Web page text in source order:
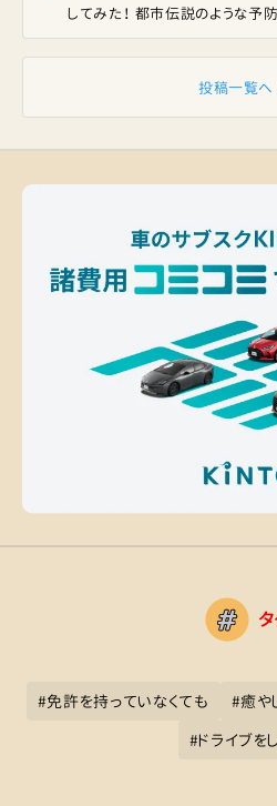
してみた！ 都市伝説のような予
投稿一覧へ
#免許を持っていなくても #癒や
#ドライブを